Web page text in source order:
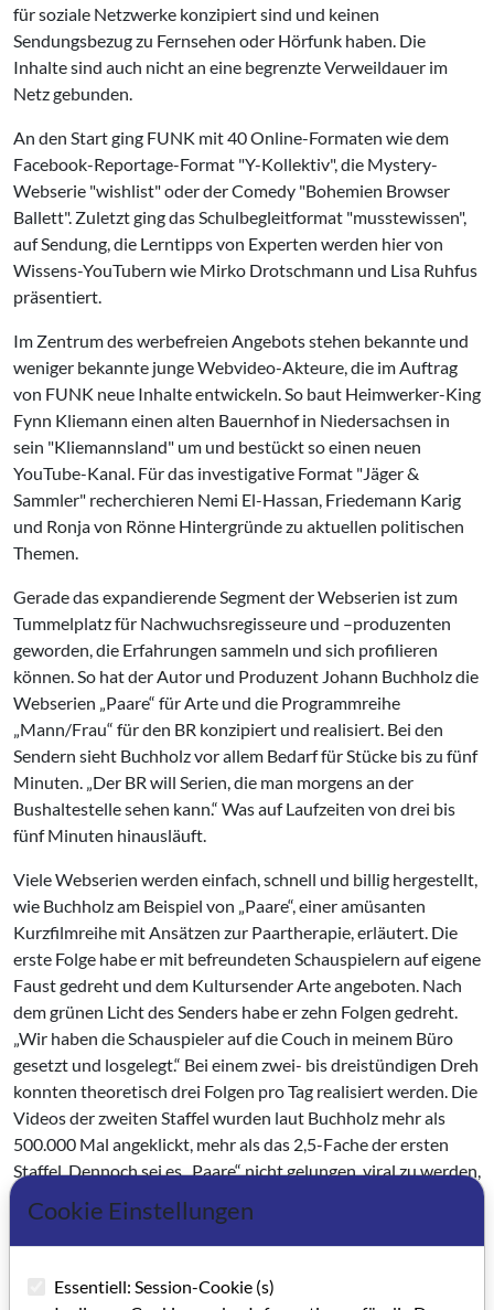
für soziale Netzwerke konzipiert sind und keinen
Sendungsbezug zu Fernsehen oder Hörfunk haben. Die
Inhalte sind auch nicht an eine begrenzte Verweildauer im
Netz gebunden.
An den Start ging FUNK mit 40 Online-Formaten wie dem
Facebook-Reportage-Format "Y-Kollektiv", die Mystery-
Webserie "wishlist" oder der Comedy "Bohemien Browser
Ballett". Zuletzt ging das Schulbegleitformat "musstewissen",
auf Sendung, die Lerntipps von Experten werden hier von
Wissens-YouTubern wie Mirko Drotschmann und Lisa Ruhfus
präsentiert.
Im Zentrum des werbefreien Angebots stehen bekannte und
weniger bekannte junge Webvideo-Akteure, die im Auftrag
von FUNK neue Inhalte entwickeln. So baut Heimwerker-King
Fynn Kliemann einen alten Bauernhof in Niedersachsen in
sein "Kliemannsland" um und bestückt so einen neuen
YouTube-Kanal. Für das investigative Format "Jäger &
Sammler" recherchieren Nemi El-Hassan, Friedemann Karig
und Ronja von Rönne Hintergründe zu aktuellen politischen
Themen.
Gerade das expandierende Segment der Webserien ist zum
Tummelplatz für Nachwuchsregisseure und –produzenten
geworden, die Erfahrungen sammeln und sich profilieren
können. So hat der Autor und Produzent Johann Buchholz die
Webserien „Paare“ für Arte und die Programmreihe
„Mann/Frau“ für den BR konzipiert und realisiert. Bei den
Sendern sieht Buchholz vor allem Bedarf für Stücke bis zu fünf
Minuten. „Der BR will Serien, die man morgens an der
Bushaltestelle sehen kann.“ Was auf Laufzeiten von drei bis
fünf Minuten hinausläuft.
Viele Webserien werden einfach, schnell und billig hergestellt,
wie Buchholz am Beispiel von „Paare“, einer amüsanten
Kurzfilmreihe mit Ansätzen zur Paartherapie, erläutert. Die
erste Folge habe er mit befreundeten Schauspielern auf eigene
Faust gedreht und dem Kultursender Arte angeboten. Nach
dem grünen Licht des Senders habe er zehn Folgen gedreht.
„Wir haben die Schauspieler auf die Couch in meinem Büro
gesetzt und losgelegt.“ Bei einem zwei- bis dreistündigen Dreh
konnten theoretisch drei Folgen pro Tag realisiert werden. Die
Videos der zweiten Staffel wurden laut Buchholz mehr als
500.000 Mal angeklickt, mehr als das 2,5-Fache der ersten
Staffel. Dennoch sei es „Paare“ nicht gelungen, viral zu werden,
das heißt sich schlagartig wie ein Virus im Netz auszubreiten,
beklagte der Produzent.
innovationsfreudiger Pionier bei der cross-medialen
Cookie Einstellungen
Essentiell: Session-Cookie (s)